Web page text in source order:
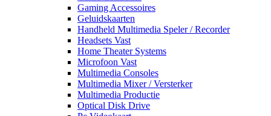
Gaming Accessoires
Geluidskaarten
Handheld Multimedia Speler / Recorder
Headsets Vast
Home Theater Systems
Microfoon Vast
Multimedia Consoles
Multimedia Mixer / Versterker
Multimedia Productie
Optical Disk Drive